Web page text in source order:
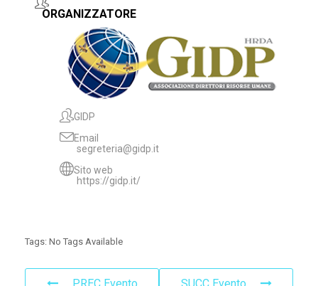
ORGANIZZATORE
GIDP
Email
segreteria@gidp.it
Sito web
https://gidp.it/
Tags: No Tags Available